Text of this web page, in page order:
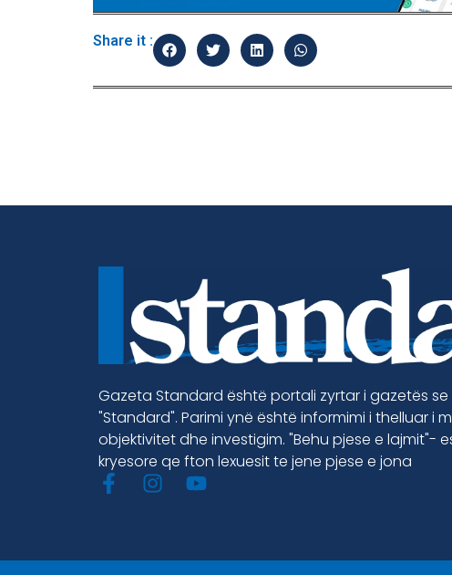
Share it :
Gazeta Standard është portali zyrtar i gazetës
"Standard". Parimi ynë është informimi i thelluar i
objektivitet dhe investigim. "Behu pjese e lajmit"-
kryesore qe fton lexuesit te jene pjese e jona